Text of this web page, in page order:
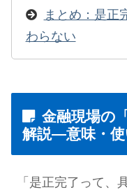
まとめ：是正
わらない
金融現場の
解説—意味・
「是正完了って、